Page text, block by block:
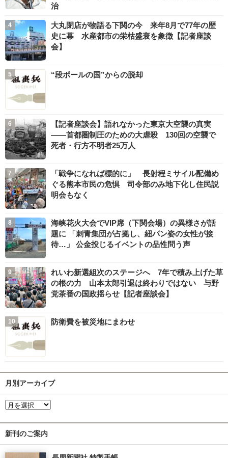
治
大丸閉店が物語る下関の今 来年8月で77年の歴
史に幕 水産都市の栄枯盛衰を象徴【記者座談
会】
“段ボールの国”からの脱却
【記者座談会】語れなかった東京大空襲の真実
――首都圏制圧のための大虐殺 130回の空襲で
死者・行方不明者25万人
「戦争になれば標的に」 長射程ミサイル配備め
ぐる熊本市民の危惧 司令部のみ地下化し住民説
明会もなく
海峡花火大会でVIP席（下関会場）の異様さが話
題に 「刺青集団が占拠し、紐パン姿の女性が接
待…」 公金投じるイベントの品性問う声
れいわ新選組次のステージへ 7年で積み上げた草
の根の力 山本太郎引退は終わりではない 与野
党茶番の国政揺らせ【記者座談会】
防衛費を被災地にまわせ
月別アーカイブ
新刊のご案内